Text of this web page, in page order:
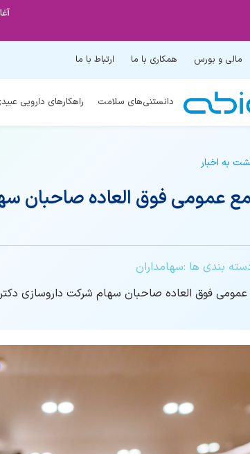
مالی و بورس همکاری با ما ارتباط با ما
دانستنی‌های سلامت راهکارهای دارویی
به اخبار
عمومی فوق العاده صاحبان
بندی ها :سهامداران
فوق العاده صاحبان سهام شرکت داروسازی دکتر عبیدی 27 خرداد ماه